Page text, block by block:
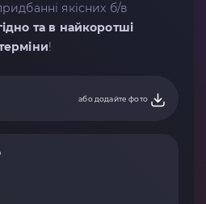
якісних б/в
та в найкоротші
!
або додайте фото